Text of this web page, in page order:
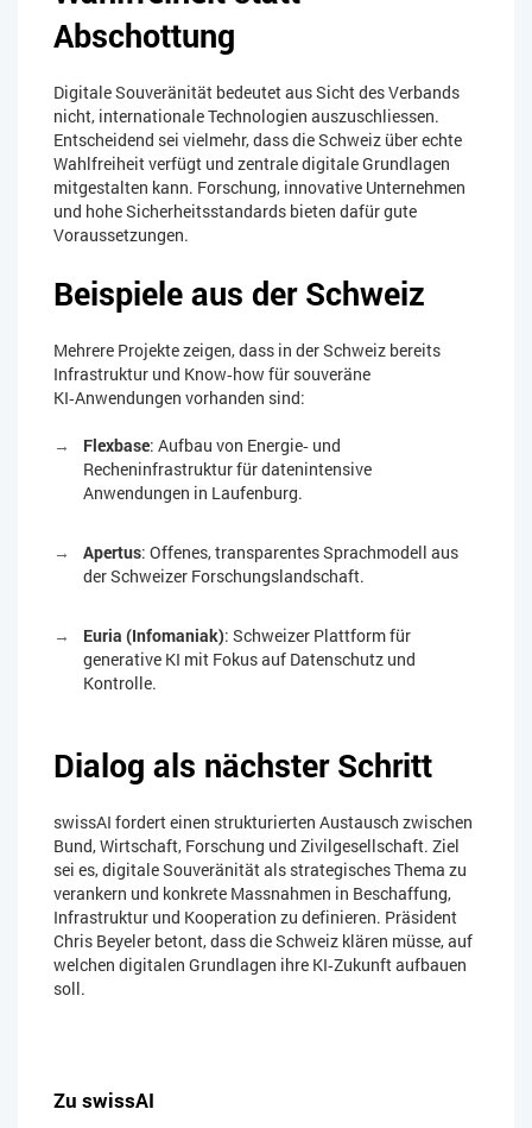
Abschottung
Digitale Souveränität bedeutet aus Sicht des Verbands
nicht, internationale Technologien auszuschliessen.
Entscheidend sei vielmehr, dass die Schweiz über echte
Wahlfreiheit verfügt und zentrale digitale Grundlagen
mitgestalten kann. Forschung, innovative Unternehmen
und hohe Sicherheitsstandards bieten dafür gute
Voraussetzungen.
Beispiele aus der Schweiz
Mehrere Projekte zeigen, dass in der Schweiz bereits
Infrastruktur und Know‑how für souveräne
KI‑Anwendungen vorhanden sind:
Flexbase: Aufbau von Energie‑ und
Recheninfrastruktur für datenintensive
Anwendungen in Laufenburg.
Apertus: Offenes, transparentes Sprachmodell aus
der Schweizer Forschungslandschaft.
Euria (Infomaniak): Schweizer Plattform für
generative KI mit Fokus auf Datenschutz und
Kontrolle.
Dialog als nächster Schritt
swissAI fordert einen strukturierten Austausch zwischen
Bund, Wirtschaft, Forschung und Zivilgesellschaft. Ziel
sei es, digitale Souveränität als strategisches Thema zu
verankern und konkrete Massnahmen in Beschaffung,
Infrastruktur und Kooperation zu definieren. Präsident
Chris Beyeler betont, dass die Schweiz klären müsse, auf
welchen digitalen Grundlagen ihre KI‑Zukunft aufbauen
soll.
Zu swissAI